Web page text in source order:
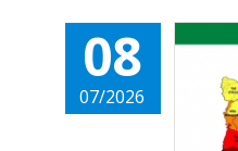
08
07/2026